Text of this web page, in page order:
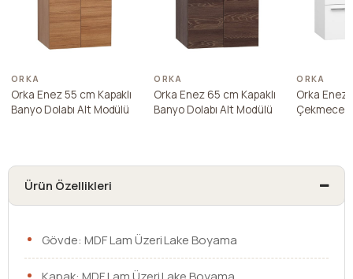
ORKA
Orka Enez 55 cm Kapaklı
Banyo Dolabı Alt Modülü
ORKA
Orka Enez 65 cm Kapaklı
Banyo Dolabı Alt Modülü
ORKA
Orka Enez
Çekmece
Ürün Özellikleri
Gövde: MDF Lam Üzeri Lake Boyama